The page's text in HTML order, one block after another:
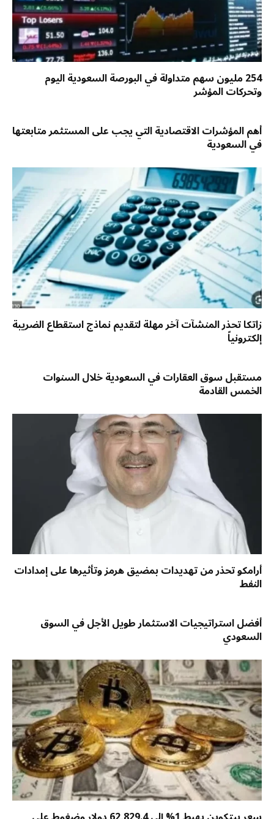
254 مليون سهم متداولة في البورصة السعودية اليوم
وتحركات المؤشر
أهم المؤشرات الاقتصادية التي يجب على المستثمر متابعتها
في السعودية
زاتكا تحذر المنشآت آخر مهلة لتقديم نماذج استقطاع الضريبة
إلكترونياً
مستقبل سوق العقارات في السعودية خلال السنوات
الخمس القادمة
أرامكو تحذر من تهديدات بمضيق هرمز وتأثيرها على إمدادات
النفط
أفضل استراتيجيات الاستثمار طويل الأجل في السوق
السعودي